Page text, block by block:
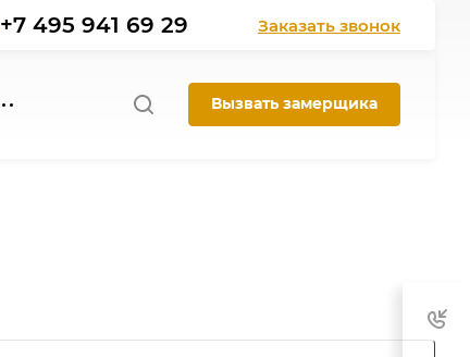
+7 495 941 69 29 Заказать звонок
Вызвать замерщика